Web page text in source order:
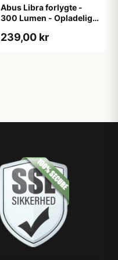
Abus Libra forlygte -
300 Lumen - Opladelig -
239,00 kr